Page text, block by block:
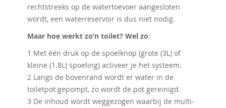
rechtstreeks op de watertoevoer aangesloten
wordt, een waterreservoir is dus niet nodig.
Maar hoe werkt zo’n toilet? Wel zo:
1 Met één druk op de spoelknop (grote (3L) of
kleine (1.8L) spoeling) activeer je het systeem.
2 Langs de bovenrand wordt er water in de
toiletpot gepompt, zo wordt de pot gereinigd.
3 De inhoud wordt weggezogen waarbij de multi-